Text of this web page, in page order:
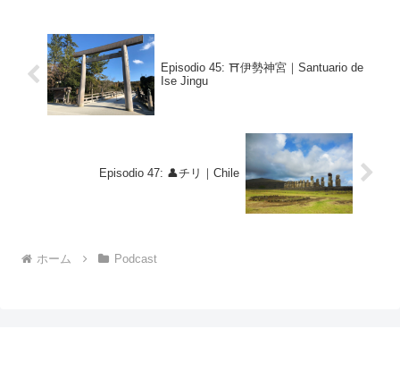
Episodio 45: ⛩伊勢神宮｜Santuario de
Ise Jingu
Episodio 47: 👤チリ｜Chile
ホーム Podcast